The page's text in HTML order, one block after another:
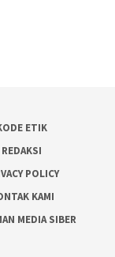
ETIK
REDAKSI
POLICY
KAMI
MEDIA SIBER